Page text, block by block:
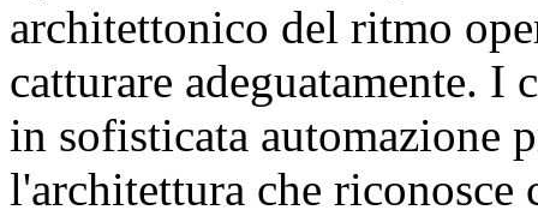
architettonico del ritmo
catturare adeguatamente.
in sofisticata automazione
l'architettura che